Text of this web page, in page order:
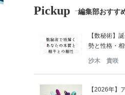
Pickup 編集部おすす
【数秘術】
勢と性格・
沙木 貴咲
【2026年】